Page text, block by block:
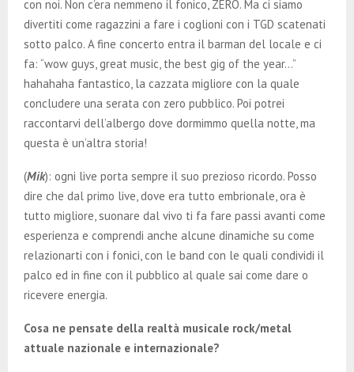
con noi. Non c’era nemmeno il fonico, ZERO. Ma ci siamo
divertiti come ragazzini a fare i coglioni con i TGD scatenati
sotto palco. A fine concerto entra il barman del locale e ci
fa: “wow guys, great music, the best gig of the year…”
hahahaha fantastico, la cazzata migliore con la quale
concludere una serata con zero pubblico. Poi potrei
raccontarvi dell’albergo dove dormimmo quella notte, ma
questa è un’altra storia!
(Mik): ogni live porta sempre il suo prezioso ricordo. Posso
dire che dal primo live, dove era tutto embrionale, ora è
tutto migliore, suonare dal vivo ti fa fare passi avanti come
esperienza e comprendi anche alcune dinamiche su come
relazionarti con i fonici, con le band con le quali condividi il
palco ed in fine con il pubblico al quale sai come dare o
ricevere energia.
Cosa ne pensate della realtà musicale rock/metal
attuale nazionale e internazionale?